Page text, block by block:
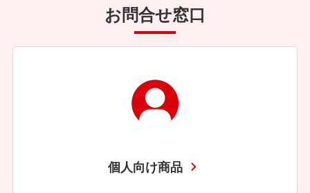
お問合せ窓口
個人向け商品